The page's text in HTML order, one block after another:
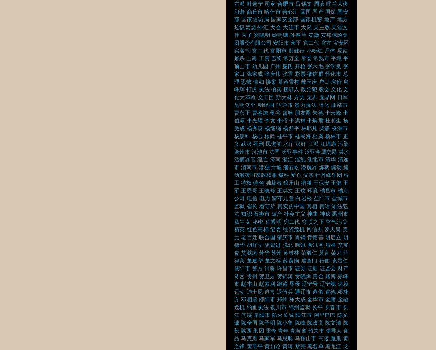
右派 叶选宁 司令 合肥市 吕锡文 周滨 呼兰大侠
和谐 商丘市 喀什市 善心汇 回国 国产 国保 国安
部 国家信访局 国家安全部 国家机密 地产 地方
垃圾焚烧 外汇 大会 大连市 大限 天主教 天堂文
件 天子 奚晓明 姚明珊 孙春兰 安徽 安邦保险集
团股份有限公司 安阳市 宋平 官二代 官方 宝安区
实名制 富二代 富阳市 尉健行 小粉红 尸体 尼姑
屠杀 山寨 工资 巴黎 常万全 常委 常熟市 平壤 平
顶山市 幼儿园 广州 庞氏 开枪 张六毛 张学良 张
家口 张家成 张庆伟 张震 彩票 微信群 怀化市 总
理 恐怖 情妇 惨案 慕容雪村 戴玉庆 户口 房价 房
峰辉 打虎 执法 拍卖 接班人 政治犯 教会 文化 文
化大革命 文工团 斯大林 方丈 无界 无界网 日军
昆明泛亚 明经国 昭通市 暴力执法 曝光 曲靖市
曹永正 曹鉴燎 曼谷 曾畅 朋友圈 朱德 李云峰 李
伯潭 李光耀 李友 李昭 李洪林 李焕君 杜润生 杨
受成 杨秀珠 杨继绳 杨舒平 林耶凡 柴静 株洲市
核废料 核心 核武 桂平市 桂民海 档案 榆林市 正
义 武汉 死刑 民进党 水库 汉奸 江派 江绵康 污染
沧州市 河池市 法国 泛亚事件 泛亚金属交易 洪水
活摘器官 流亡 济南 浙江 淫乱 淮北市 清华 清远
市 渭南市 港独 滑坡 潘石屹 潜航器 炼狱 煽动 煽
动颠覆国家政权罪 爆料 爱心 父亲 牡丹峰乐团 特
工 特权 特色 独裁者 狼牙山 猎狐 王保安 王健 王
军 王恩哥 王晓玲 王洪文 王玟 环境 瑞昌市 瑞海
公司 电信 电力 留守儿童 白岩松 益阳市 盐城市
监狱 省长 看守所 真实的中国 真相 真话 知法犯
法 知识 石狮市 破产 社会主义 神曲 神秘 禹州市
私生女 秘密 程博明 穷二代 穹顶之下 空气污染
精英 红色高棉 纪委 经济危机 网信办 罗天昊 美
元 老百姓 联合国 肇庆市 肖钢 肯德基 胡启立 胡
德华 胡舒立 胡锡进 脱北 腾讯 腾讯网 船难 艾宝
俊 艾滋病 芳华 苏州 苏树林 荣毅仁 莫言 菜刀 菲
律宾 董建华 董文标 薛荫娴 虐童门 行贿 袁贵仁
襄阳市 警方 讨薪 许昌市 证券 证据 证监会 财产
贫困 贵州 贺卫方 贺锦涛 贾晓烨 资金 赌博 赤峰
市 赵本山 赵素利 跑路 辱母 辽宁号 辽宁舰 达赖
运动 迪士尼 迫害 退伍兵 通辽市 造假 道德 邓朴
方 邓相超 邵阳市 郑州 释大成 金华市 金庸 金融
危机 钓鱼执法 银川市 锦州监狱 长平 长春市 长
江 间谍 阜阳市 防火长城 阳江市 阿里巴巴 陈光
诚 陈全国 陈子明 陈小鲁 陈峰 陈政高 陈文清 陈
毅 陕西 集团 雷锋 青年 青海省 韶关市 领导人 食
品 马克思 马家军 马思聪 马鞍山市 高陵 魔鬼 黄
之锋 黄凯平 黄如论 黄琦 黎亮 黑名单 黑龙江 龙